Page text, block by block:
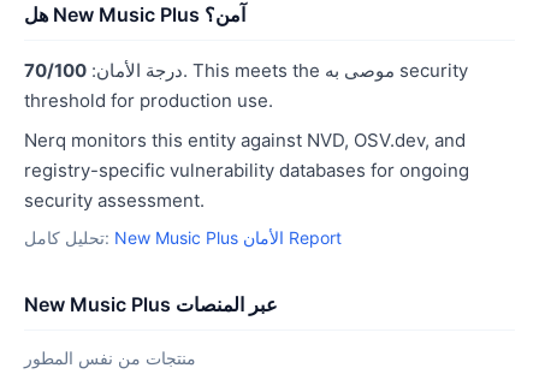
هل New Music Plus آمن؟
درجة الأمان: 70/100
. This meets the موصى به security
threshold for production use.
Nerq monitors this entity against NVD, OSV.dev, and
registry-specific vulnerability databases for ongoing
security assessment.
تحليل كامل: New Music Plus الأمان Report
New Music Plus عبر المنصات
منتجات من نفس المطور